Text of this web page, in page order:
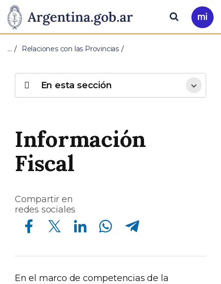
Presidencia
de
Nación
Pasar al contenido principal
Ir
a
Buscar
… Relaciones con las Provincias
Información
Fiscal
Compartir en
redes sociales
Compartir en Facebook Compartir en Twitter Compartir en Linkedin Compartir en Whatsapp Compartir en Telegram
En el marco de competencias de la
En esta sección